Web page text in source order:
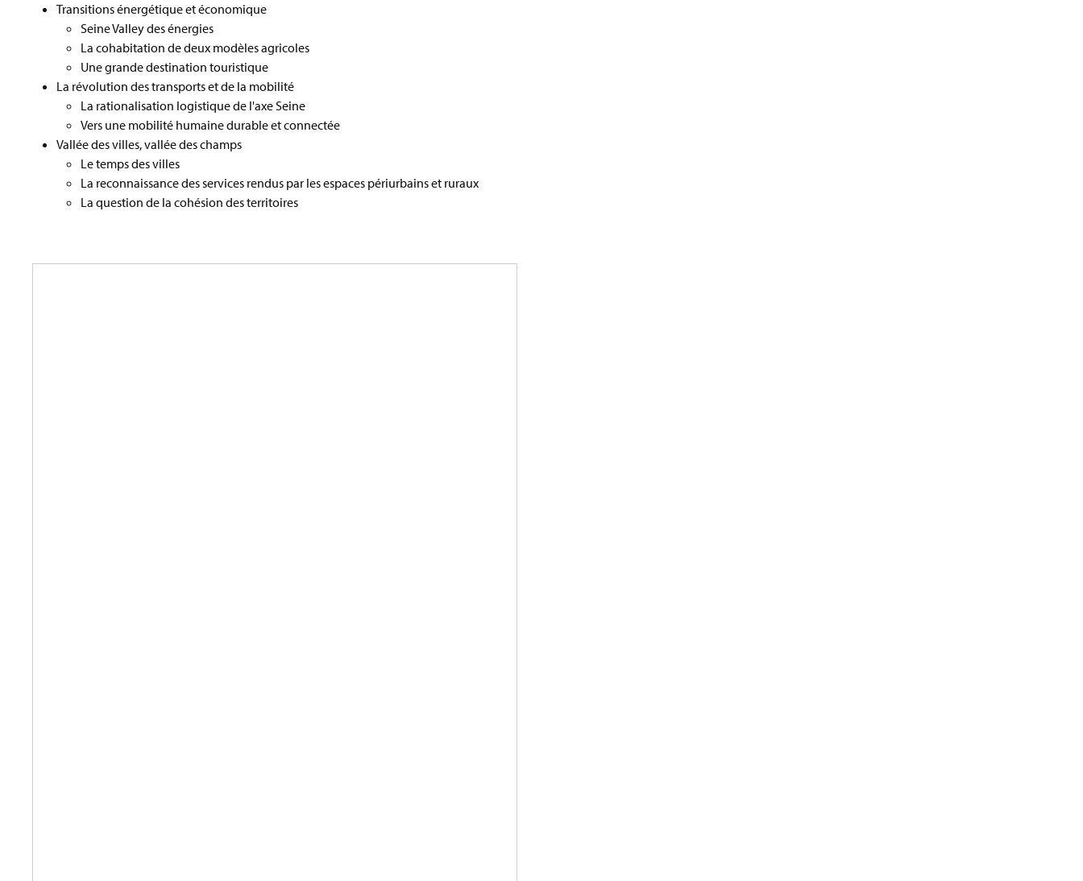
Transitions énergétique et économique
Seine Valley des énergies
La cohabitation de deux modèles agricoles
Une grande destination touristique
La révolution des transports et de la mobilité
La rationalisation logistique de l'axe Seine
Vers une mobilité humaine durable et connectée
Vallée des villes, vallée des champs
Le temps des villes
La reconnaissance des services rendus par les espaces périurbains et ruraux
La question de la cohésion des territoires